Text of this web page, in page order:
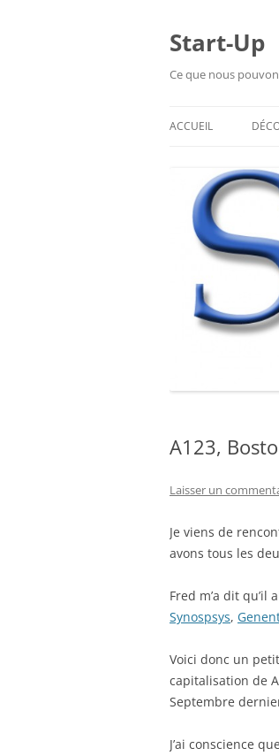
Start-Up
Ce que nous
ACCUEIL
A123,
Laisser un
Je viens de
avons tous les
Fred m’a dit
Synospsys,
Voici donc un
capitalisation de
Septembre
J’ai conscience